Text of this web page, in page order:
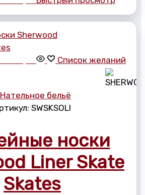
Список желаний
Нательное бельё
SWSKSOLI
носки
Liner Skate
Skates